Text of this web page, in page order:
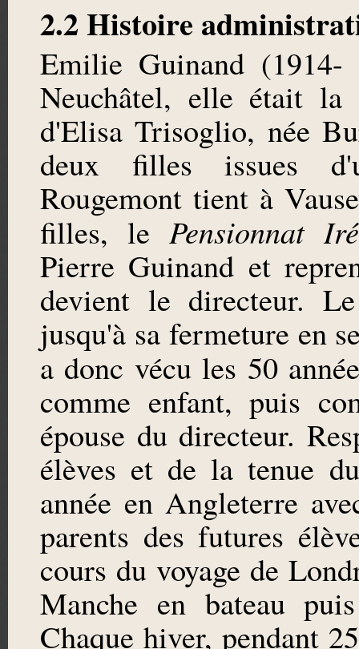
2.2 Histoire
Emilie Guinand
Neuchâtel, elle était la
d'Elisa Trisoglio, née
deux filles issues
Rougemont tient à
filles, lePensionnat
Pierre Guinand et
devient le directeur.
jusqu'à sa fermeture en
a donc vécu les 50
comme enfant, puis
épouse du directeur.
élèves et de la tenue
année en Angleterre
parents des futures
cours du voyage de
Manche en bateau
Chaque hiver, pendant